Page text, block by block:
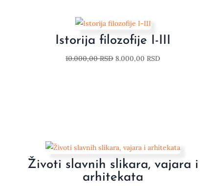
Istorija filozofije I-III
10.000,00RSD 8.000,00 RSD
Životi slavnih slikara, vajara i
arhitekata